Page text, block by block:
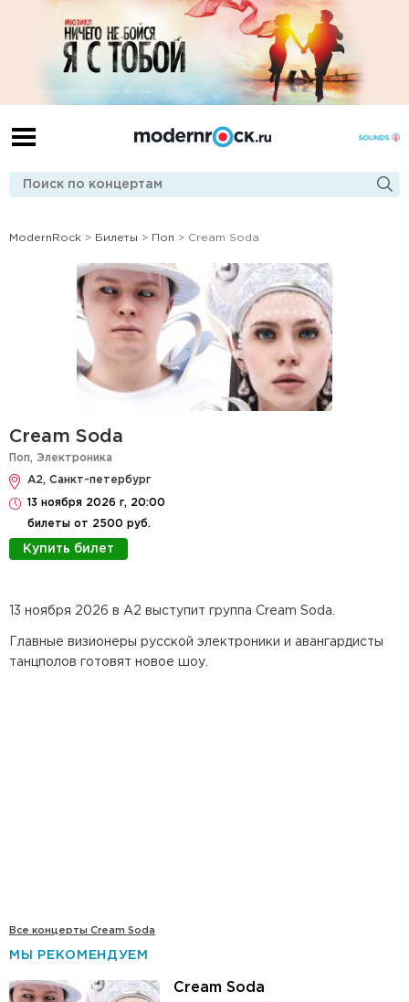
ModernRock > Билеты > Поп > Cream Soda
Cream Soda
Поп, Электроника
А2, Санкт-петербург
13 ноября 2026 г, 20:00
билеты от 2500 руб.
Купить билет
13 ноября 2026 в А2 выступит группа Cream Soda.
Главные визионеры русской электроники и авангардисты
танцполов готовят новое шоу.
Все концерты Cream Soda
МЫ РЕКОМЕНДУЕМ
Cream Soda